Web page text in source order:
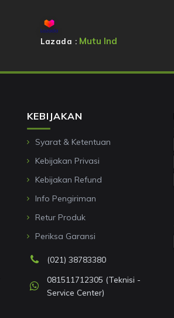
Lazada : Mutu Ind
KEBIJAKAN
Syarat & Ketentuan
Kebijakan Privasi
Kebijakan Refund
Info Pengiriman
Retur Produk
Periksa Garansi
(021) 38783380
081511712305 (Teknisi -
Service Center)